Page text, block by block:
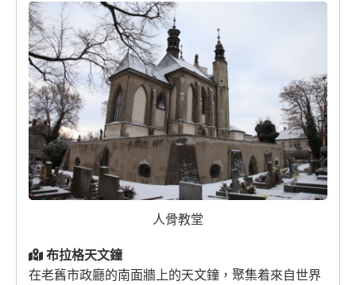
人骨教堂
布拉格天文鐘
在老舊市政廳的南面牆上的天文鐘，聚集着來自世界